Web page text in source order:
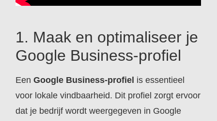
1. Maak en optimaliseer je
Google Business-profiel
EenGoogle Business-profiel is essentieel
voor lokale vindbaarheid. Dit profiel zorgt ervoor
dat je bedrijf wordt weergegeven in Google